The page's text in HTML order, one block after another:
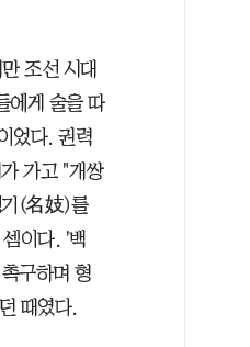
조선 시대
에게 술을 따
었다. 권력
가고 "개쌍
기(名妓)를
이다. '백
구하며 형
때였다.